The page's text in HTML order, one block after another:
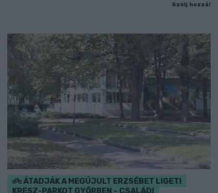
Szólj hozzá!
ÁTADJÁK A MEGÚJULT ERZSÉBET LIGETI
KRESZ-PARKOT GYŐRBEN – CSALÁDI